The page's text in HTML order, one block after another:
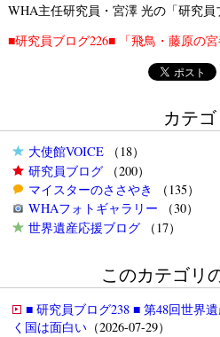
WHA主任研究員・宮澤 光の「研究員
■研究員ブログ226■ 「飛鳥・藤原の
カテゴ
大使館VOICE（18）
研究員ブログ（200）
マイスターのささやき
（135）
WHAフォトギャラリー （30）
世界遺産応援ブログ（17）
このカテゴリ
■ 研究員ブログ238 ■ 第48回世界
く国は面白い（2026-07-29）